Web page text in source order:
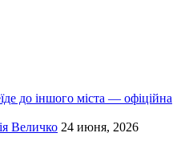
до іншого міста — офіційна
Величко 24 июня, 2026